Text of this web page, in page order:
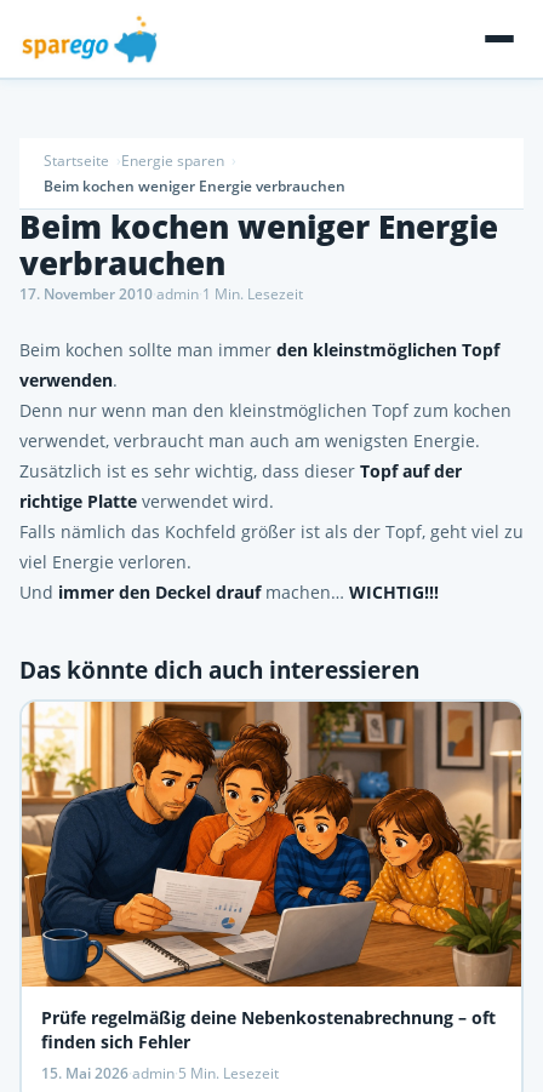
Startseite
Energie sparen
Beim kochen weniger Energie verbrauchen
Beim kochen weniger Energie
verbrauchen
17. November 2010·admin·1 Min. Lesezeit
Beim kochen sollte man immer den kleinstmöglichen Topf
verwenden.
Denn nur wenn man den kleinstmöglichen Topf zum kochen
verwendet, verbraucht man auch am wenigsten Energie.
Zusätzlich ist es sehr wichtig, dass dieser Topf auf der
richtige Platte verwendet wird.
Falls nämlich das Kochfeld größer ist als der Topf, geht viel zu
viel Energie verloren.
Und immer den Deckel drauf machen… WICHTIG!!!
Das könnte dich auch interessieren
Prüfe regelmäßig deine Nebenkostenabrechnung – oft
finden sich Fehler
15. Mai 2026·admin·5 Min. Lesezeit